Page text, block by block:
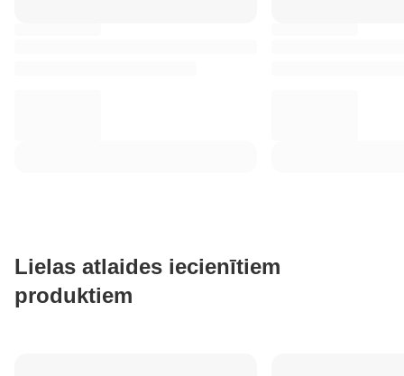
Lielas atlaides iecienītiem
produktiem